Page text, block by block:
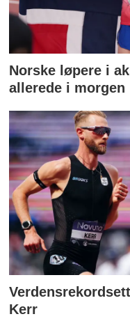
Norske løpere i
allerede i morgen
Kerr